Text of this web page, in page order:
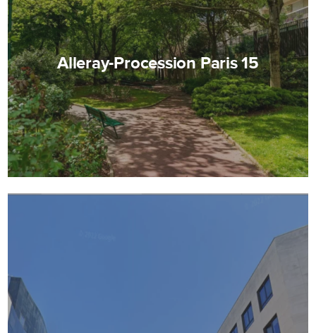
Alleray-Procession Paris 15